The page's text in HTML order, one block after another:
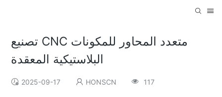
تصنيع CNC متعدد المحاور للمكونات
البلاستيكية المعقدة
2025-09-17 HONSCN 117